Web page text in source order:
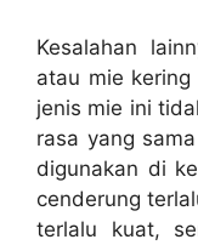
Kesalahan
atau mie
jenis mie ini
rasa yang
digunakan di
cenderung
terlalu kuat,